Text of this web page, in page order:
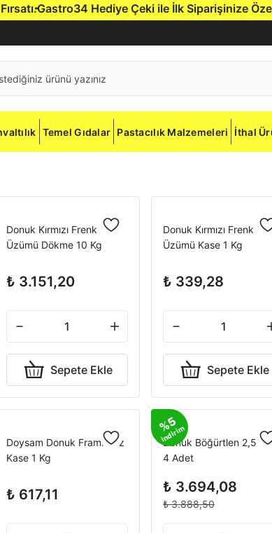
Gastro34 Hediye Çeki ile İlk Siparişinize Özel
Temel Gıdalar Pastacılık Malzemeleri İthal
Donuk Kırmızı Frenk
Üzümü Dökme 10 Kg
₺ 3.151,20
Sepete Ekle
Donuk Kırmızı Frenk
Üzümü Kase 1 Kg
₺ 339,28
Sepete Ekle
Doysam Donuk Frambuaz
Kase 1 Kg
₺ 617,11
%5
indirim
Donuk Böğürtlen 2,5
4 Adet
₺ 3.694,08
₺ 3.888,50